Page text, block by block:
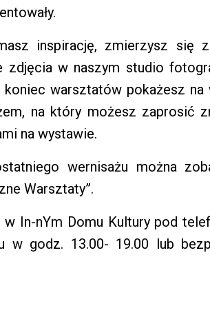
inspirację, zmierzysz się
w naszym studio
warsztatów pokażesz na
na który możesz zaprosić
na wystawie.
wernisażu można
Warsztaty”.
In-nYm Domu Kultury pod
w godz. 13.00- 19.00 lub